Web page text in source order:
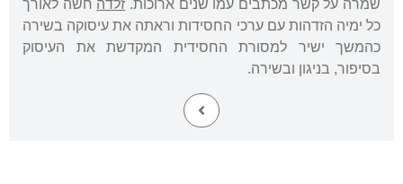
שמרה על קשר מכתבים עמו שנים ארוכות. זלדה חשה לאורך
כל ימיה הזדהות עם ערכי החסידות וראתה את עיסוקה בשירה
כהמשך ישיר למסורת החסידית המקדשת את העיסוק
בסיפור, בניגון ובשירה.